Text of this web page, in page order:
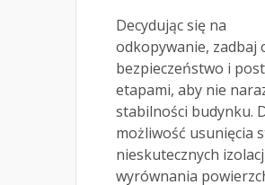
Decydując się na
odkopywanie, zadbaj
bezpieczeństwo i
etapami, aby nie
stabilności budynku.
możliwość usunięcia
nieskutecznych
wyrównania